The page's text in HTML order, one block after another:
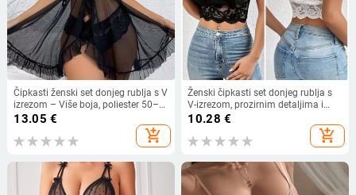
Čipkasti ženski set donjeg rublja s V
izrezom – Više boja, poliester 50–
70%, tanka tkanina 101–120 g/m²,
13.05 €
add_shopping_cart
Ženski čipkasti set donjeg rublja s
V-izrezom, prozirnim detaljima i
izrezima, europskog stila
10.28 €
add_shopping_cart